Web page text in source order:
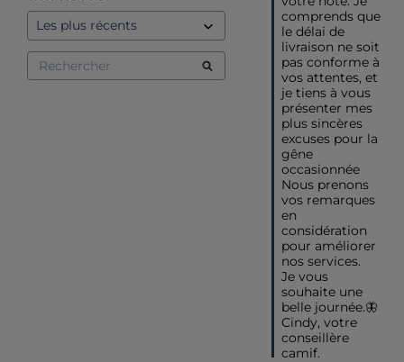
comprends que
le délai de
livraison ne soit
pas conforme à
vos attentes, et
je tiens à vous
présenter mes
plus sincères
excuses pour la
gêne
occasionnée
Nous prenons
vos remarques
en
considération
pour améliorer
nos services.
Je vous
souhaite une
belle journée.🦋
Cindy, votre
conseillère
camif.